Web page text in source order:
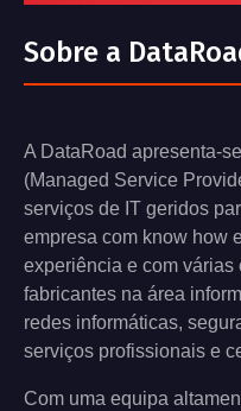
Sobre a
A DataRoad apresenta-
(Managed Service
serviços de IT geridos
empresa com know how
experiência e com
fabricantes na área
redes informáticas,
serviços profissionais e
Com uma equipa